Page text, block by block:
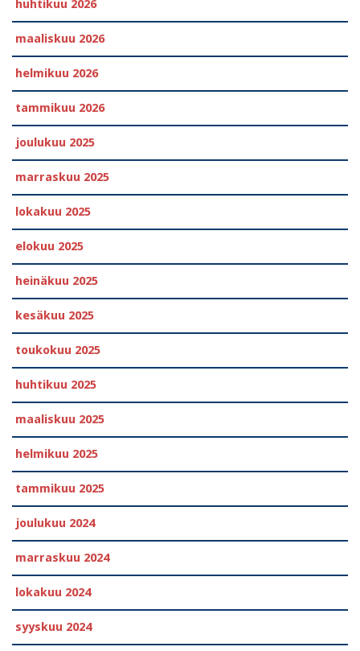
huhtikuu 2026
maaliskuu 2026
helmikuu 2026
tammikuu 2026
joulukuu 2025
marraskuu 2025
lokakuu 2025
elokuu 2025
heinäkuu 2025
kesäkuu 2025
toukokuu 2025
huhtikuu 2025
maaliskuu 2025
helmikuu 2025
tammikuu 2025
joulukuu 2024
marraskuu 2024
lokakuu 2024
syyskuu 2024